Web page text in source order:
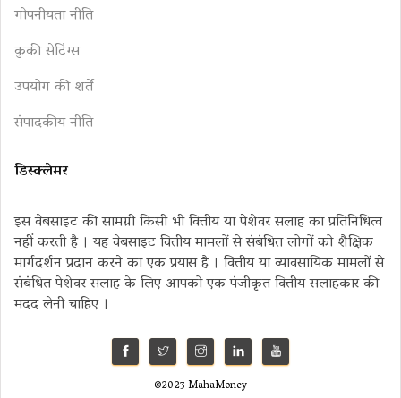
गोपनीयता नीति
कुकी सेटिंग्स
उपयोग की शर्तें
संपादकीय नीति
डिस्क्लेमर
इस वेबसाइट की सामग्री किसी भी वित्तीय या पेशेवर सलाह का प्रतिनिधित्व
नहीं करती है । यह वेबसाइट वित्तीय मामलों से संबंधित लोगों को शैक्षिक
मार्गदर्शन प्रदान करने का एक प्रयास है । वित्तीय या व्यावसायिक मामलों से
संबंधित पेशेवर सलाह के लिए आपको एक पंजीकृत वित्तीय सलाहकार की
मदद लेनी चाहिए ।
©2023 MahaMoney